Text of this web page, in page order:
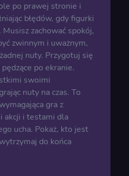
po prawej stronie i
błędów, gdy figurki
zachować spokój,
zwinnym i uważnym,
nuty. Przygotuj się
po ekranie.
swoimi
nuty na czas. To
gra z
akcji i testami dla
ucha. Pokaż, kto jest
do końca